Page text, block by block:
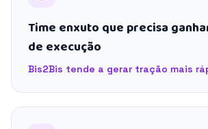
Time enxuto que precisa
de execução
Bis2Bis tende a gerar tração mais